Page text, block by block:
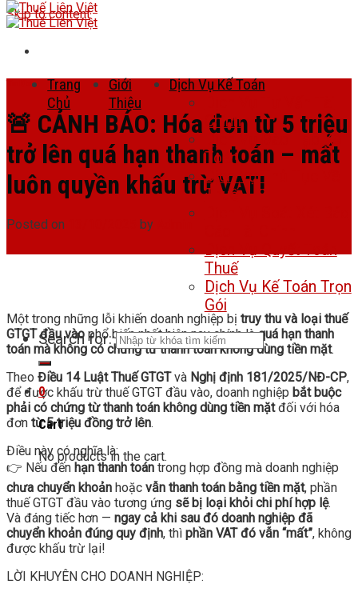
Skip to content
Trang
Chủ
Giới
Thiệu
Dịch Vụ Kế Toán
Chính
Dịch Vụ Đào Tạo Kế
Toán
Dịch Vụ Thủ Tục Về
Thuế
Dịch Vụ Quyết Toán
Thuế
Dịch Vụ Kế Toán Trọn
Gói
Search for:
0
Cart
No products in the cart.
🚨 CẢNH BÁO: Hóa đơn từ 5 triệu
trở lên quá hạn thanh toán – mất
luôn quyền khấu trừ VAT!
Posted on by
Một trong những lỗi khiến doanh nghiệp bị truy thu và loại thuế
GTGT đầu vào phổ biến nhất hiện nay chính làquá hạn thanh
toán mà không có chứng từ thanh toán không dùng tiền mặt.
Theo Điều 14 Luật Thuế GTGTvà Nghị định 181/2025/NĐ-CP,
để được khấu trừ thuế GTGT đầu vào, doanh nghiệp bắt buộc
phải có chứng từ thanh toán không dùng tiền mặtđối với hóa
đơn từ 5 triệu đồng trở lên.
Điều này có nghĩa là:
👉 Nếu đến hạn thanh toán trong hợp đồng mà doanh nghiệp
chưa chuyển khoản hoặc vẫn thanh toán bằng tiền mặt, phần
thuế GTGT đầu vào tương ứng sẽ bị loại khỏi chi phí hợp lệ.
Và đáng tiếc hơn — ngay cả khi sau đó doanh nghiệp đã
chuyển khoản đúng quy định, thì phần VAT đó vẫn “mất”, không
được khấu trừ lại!
LỜI KHUYÊN CHO DOANH NGHIỆP: